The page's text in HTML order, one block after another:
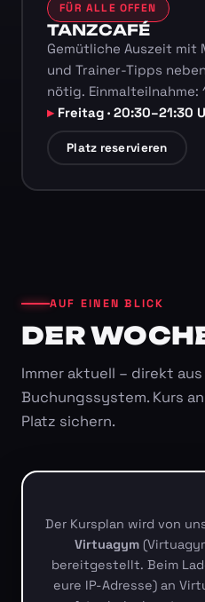
FÜR ALLE OFFEN
TANZCAFÉ
Gemütliche Auszeit mit
und Trainer-Tipps
nötig. Einmalteilnahme:
Freitag · 20:30–21:30
Platz reservieren
AUF EINEN BLICK
DER
Immer aktuell – direkt
Buchungssystem. Kurs
Platz sichern.
Der Kursplan wird von
Virtuagym
bereitgestellt. Beim
eure IP-Adresse) an